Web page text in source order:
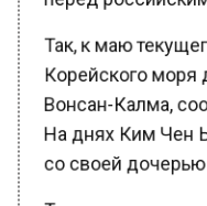
Корейского моря
Вонсан-Калма,
На днях Ким Чен
со своей дочерью
Территория